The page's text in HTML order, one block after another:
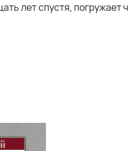
лет спустя,